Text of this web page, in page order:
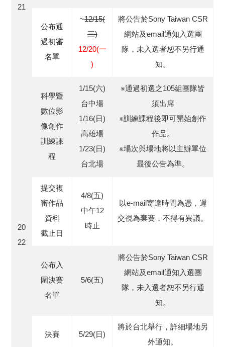
21
公布通
過初審
名單
~12/15(
三)
12/20(一
)
將公告於Sony Taiwan CSR
網站及email通知入選團
隊，未入選者恕不另行通
知。
20
22
科學暨
數位影
像創作
訓練課
程
1/15(六)
台中場
1/16(日)
高雄場
1/23(日)
台北場
※通過初選之105組團隊皆
須出席
※訓練課程後即可開始創作
作品。
※場次與場地將以主辦單位
最後公告為準。
提交複
審作品
資料
截止日
4/8(五)
中午12
時止
以e-mail寄達時間為憑，遲
交視為棄賽，不得有異議。
公布入
圍決賽
名單
5/6(五)
將公告於Sony Taiwan CSR
網站及email通知入選團
隊，未入選者恕不另行通
知。
決賽 5/29(日)
將於台北舉行，詳細場地另
外通知。